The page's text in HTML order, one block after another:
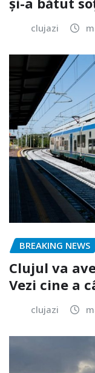
clujazi
BREAKING NEWS
Clujul va
Vezi cine a
clujazi